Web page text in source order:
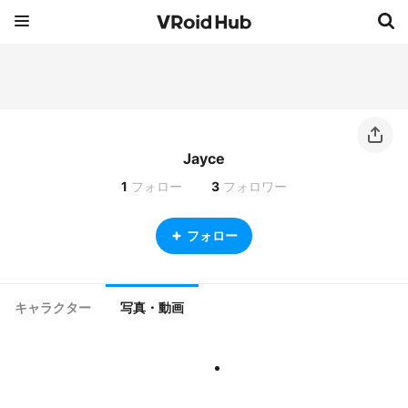
Jayce
1 フォロー 3 フォロワー
フォロー
キャラクター 写真・動画